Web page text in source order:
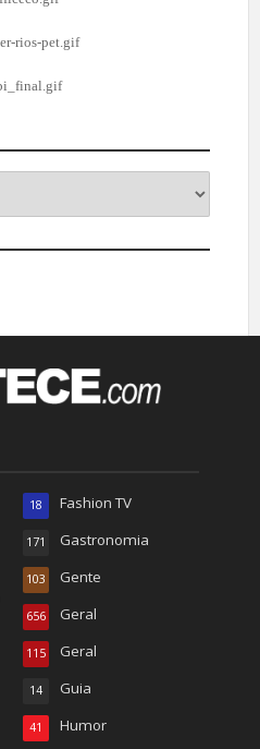
Fashion TV
18
Gastronomia
171
Gente
103
Geral
656
Geral
115
Guia
14
Humor
41